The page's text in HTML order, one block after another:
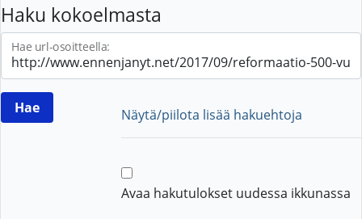
Haku kokoelmasta
Hae url-osoitteella:
Näytä/piilota lisää hakuehtoja
Avaa hakutulokset uudessa ikkunassa